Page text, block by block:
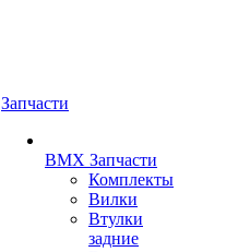
Запчасти
BMX Запчасти
Комплекты
Вилки
Втулки
задние